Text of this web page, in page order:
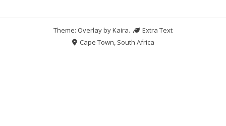
Theme: Overlay byKaira.
Extra Text
Cape Town, South Africa